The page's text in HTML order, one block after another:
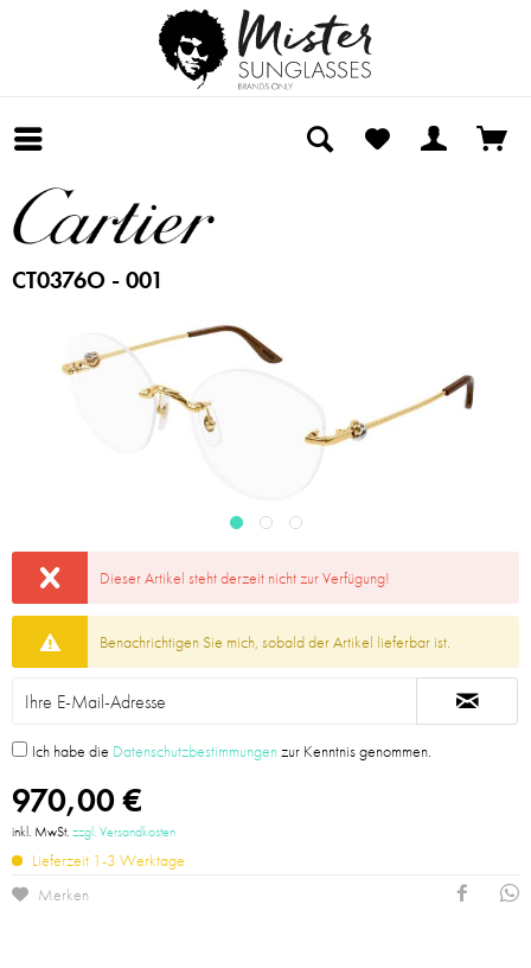
CT0376O - 001
Dieser Artikel steht derzeit nicht zur Verfügung!
Benachrichtigen Sie mich, sobald der Artikel lieferbar ist.
Ich habe die Datenschutzbestimmungenzur Kenntnis genommen.
970,00 €
inkl. MwSt.zzgl. Versandkosten
Lieferzeit 1-3 Werktage
Merken